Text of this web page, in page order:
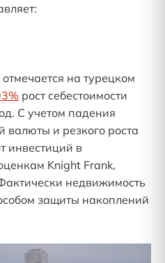
на турецком
рост себестоимости
С учетом падения
валюты и резкого роста
инвестиций в
Knight Frank,
недвижимость
защиты накоплений